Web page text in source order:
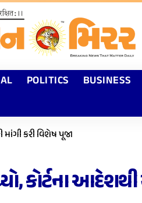
POLITICS
BUSINESS
માંગી કરી વિશેષ પૂજા
કોર્ટના